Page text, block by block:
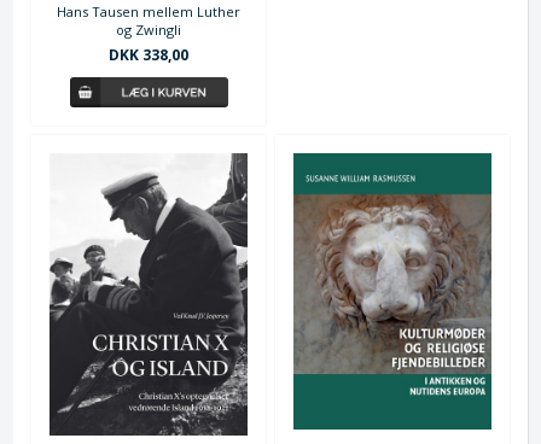
Hans Tausen mellem Luther
og Zwingli
DKK 338,00